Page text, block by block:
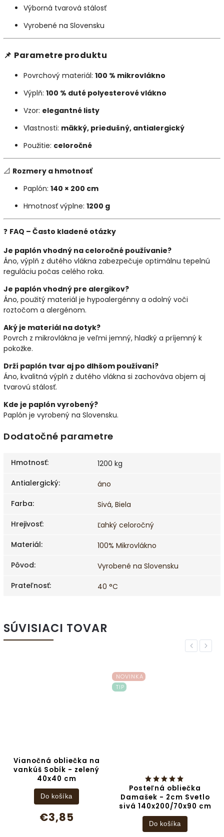
Výborná tvarová stálosť
Vyrobené na Slovensku
📌 Parametre produktu
Povrchový materiál: 100 % mikrovlákno
Výplň: 100 % duté polyesterové vlákno
Vzor: elegantné listy
Vlastnosti: mäkký, priedušný, antialergický
Použitie: celoročné
📐 Rozmery a hmotnosť
Paplón: 140 × 200 cm
Hmotnosť výplne: 1200 g
❓ FAQ – Často kladené otázky
Je paplón vhodný na celoročné používanie?
Áno, výplň z dutého vlákna zabezpečuje optimálnu tepelnú
reguláciu počas celého roka.
Je paplón vhodný pre alergikov?
Áno, použitý materiál je hypoalergénny a odolný voči
roztočom a alergénom.
Aký je materiál na dotyk?
Povrch z mikrovlákna je veľmi jemný, hladký a príjemný k
pokožke.
Drží paplón tvar aj po dlhšom používaní?
Áno, kvalitná výplň z dutého vlákna si zachováva objem aj
tvarovú stálosť.
Kde je paplón vyrobený?
Paplón je vyrobený na Slovensku.
Dodatočné parametre
Hmotnosť:
1200 kg
Antialergický:
áno
Farba: Sivá, Biela
Hrejivosť:
Ľahký celoročný
Materiál:
100% Mikrovlákno
Pôvod:
Vyrobené na Slovensku
Prateľnosť: 40 °C
SÚVISIACI TOVAR
Previous
Vianočná obliečka na
vankúš Sobík - zelený
40x40 cm
€3,85
Do košíka
NOVINKA
TIP
Posteľná obliečka
Damašek - 2cm Svetlo
sivá 140x200/70x90 cm
Do košíka
Next